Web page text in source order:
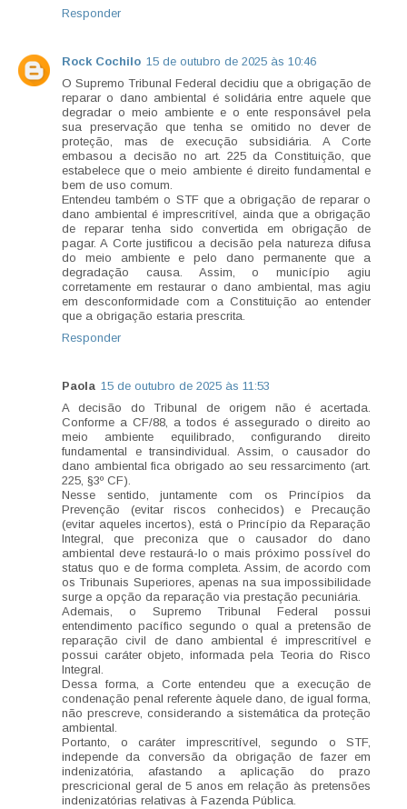
Responder
Rock Cochilo 15 de outubro de 2025 às 10:46
O Supremo Tribunal Federal decidiu que a obrigação de
reparar o dano ambiental é solidária entre aquele que
degradar o meio ambiente e o ente responsável pela
sua preservação que tenha se omitido no dever de
proteção, mas de execução subsidiária. A Corte
embasou a decisão no art. 225 da Constituição, que
estabelece que o meio ambiente é direito fundamental e
bem de uso comum.
Entendeu também o STF que a obrigação de reparar o
dano ambiental é imprescritível, ainda que a obrigação
de reparar tenha sido convertida em obrigação de
pagar. A Corte justificou a decisão pela natureza difusa
do meio ambiente e pelo dano permanente que a
degradação causa. Assim, o município agiu
corretamente em restaurar o dano ambiental, mas agiu
em desconformidade com a Constituição ao entender
que a obrigação estaria prescrita.
Responder
Paola 15 de outubro de 2025 às 11:53
A decisão do Tribunal de origem não é acertada.
Conforme a CF/88, a todos é assegurado o direito ao
meio ambiente equilibrado, configurando direito
fundamental e transindividual. Assim, o causador do
dano ambiental fica obrigado ao seu ressarcimento (art.
225, §3º CF).
Nesse sentido, juntamente com os Princípios da
Prevenção (evitar riscos conhecidos) e Precaução
(evitar aqueles incertos), está o Princípio da Reparação
Integral, que preconiza que o causador do dano
ambiental deve restaurá-lo o mais próximo possível do
status quo e de forma completa. Assim, de acordo com
os Tribunais Superiores, apenas na sua impossibilidade
surge a opção da reparação via prestação pecuniária.
Ademais, o Supremo Tribunal Federal possui
entendimento pacífico segundo o qual a pretensão de
reparação civil de dano ambiental é imprescritível e
possui caráter objeto, informada pela Teoria do Risco
Integral.
Dessa forma, a Corte entendeu que a execução de
condenação penal referente àquele dano, de igual forma,
não prescreve, considerando a sistemática da proteção
ambiental.
Portanto, o caráter imprescritível, segundo o STF,
independe da conversão da obrigação de fazer em
indenizatória, afastando a aplicação do prazo
prescricional geral de 5 anos em relação às pretensões
indenizatórias relativas à Fazenda Pública.